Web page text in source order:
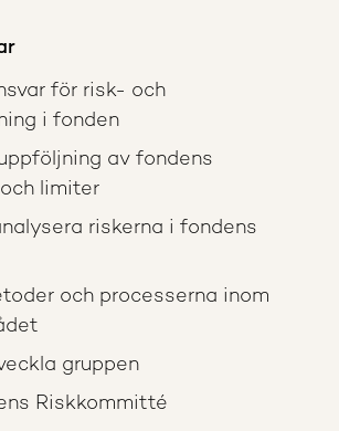
för risk- och
i fonden
av fondens
limiter
riskerna i fondens
och processerna inom
gruppen
Riskkommitté